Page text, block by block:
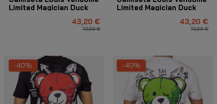
Limited Magician Duck
43,20 €
72,00 €
Limited Magician Duck
43,20 €
72,00 €
-40% -40%